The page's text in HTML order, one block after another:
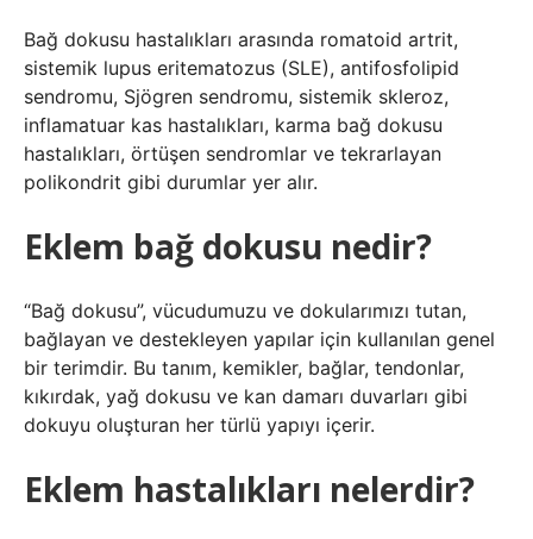
Bağ dokusu hastalıkları arasında romatoid artrit,
sistemik lupus eritematozus (SLE), antifosfolipid
sendromu, Sjögren sendromu, sistemik skleroz,
inflamatuar kas hastalıkları, karma bağ dokusu
hastalıkları, örtüşen sendromlar ve tekrarlayan
polikondrit gibi durumlar yer alır.
Eklem bağ dokusu nedir?
“Bağ dokusu”, vücudumuzu ve dokularımızı tutan,
bağlayan ve destekleyen yapılar için kullanılan genel
bir terimdir. Bu tanım, kemikler, bağlar, tendonlar,
kıkırdak, yağ dokusu ve kan damarı duvarları gibi
dokuyu oluşturan her türlü yapıyı içerir.
Eklem hastalıkları nelerdir?